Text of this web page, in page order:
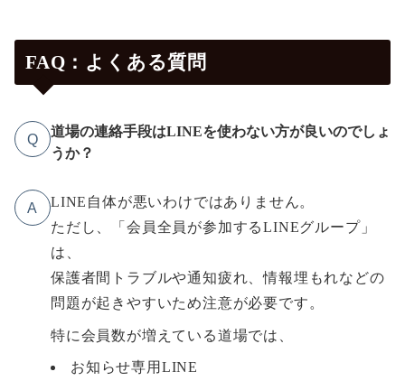
FAQ：よくある質問
Q
道場の連絡手段はLINEを使わない方が良いのでしょ
うか？
A
LINE自体が悪いわけではありません。
ただし、「会員全員が参加するLINEグループ」
は、
保護者間トラブルや通知疲れ、情報埋もれなどの
問題が起きやすいため注意が必要です。
特に会員数が増えている道場では、
お知らせ専用LINE